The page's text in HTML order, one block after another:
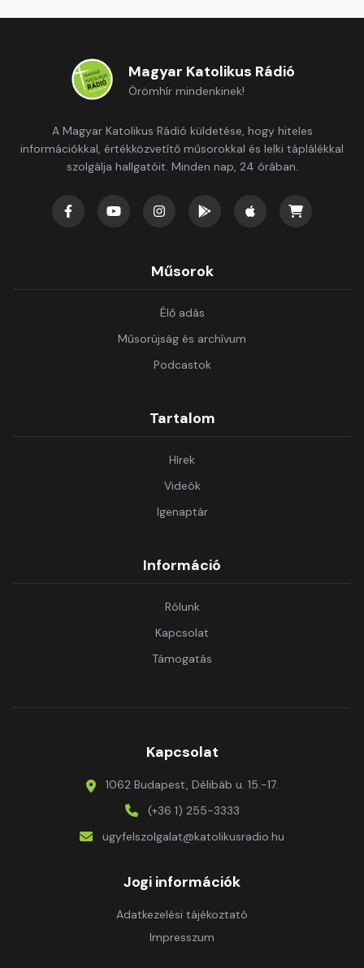
Magyar Katolikus Rádió
Örömhír mindenkinek!
A Magyar Katolikus Rádió küldetése, hogy hiteles
információkkal, értékközvetítő műsorokkal és lelki táplálékkal
szolgálja hallgatóit. Minden nap, 24 órában.
Műsorok
Élő adás
Műsorújság és archívum
Podcastok
Tartalom
Hírek
Videók
Igenaptár
Információ
Rólunk
Kapcsolat
Támogatás
Kapcsolat
1062 Budapest, Délibáb u. 15.-17.
(+36 1) 255-3333
ugyfelszolgalat@katolikusradio.hu
Jogi információk
Adatkezelési tájékoztató
Impresszum